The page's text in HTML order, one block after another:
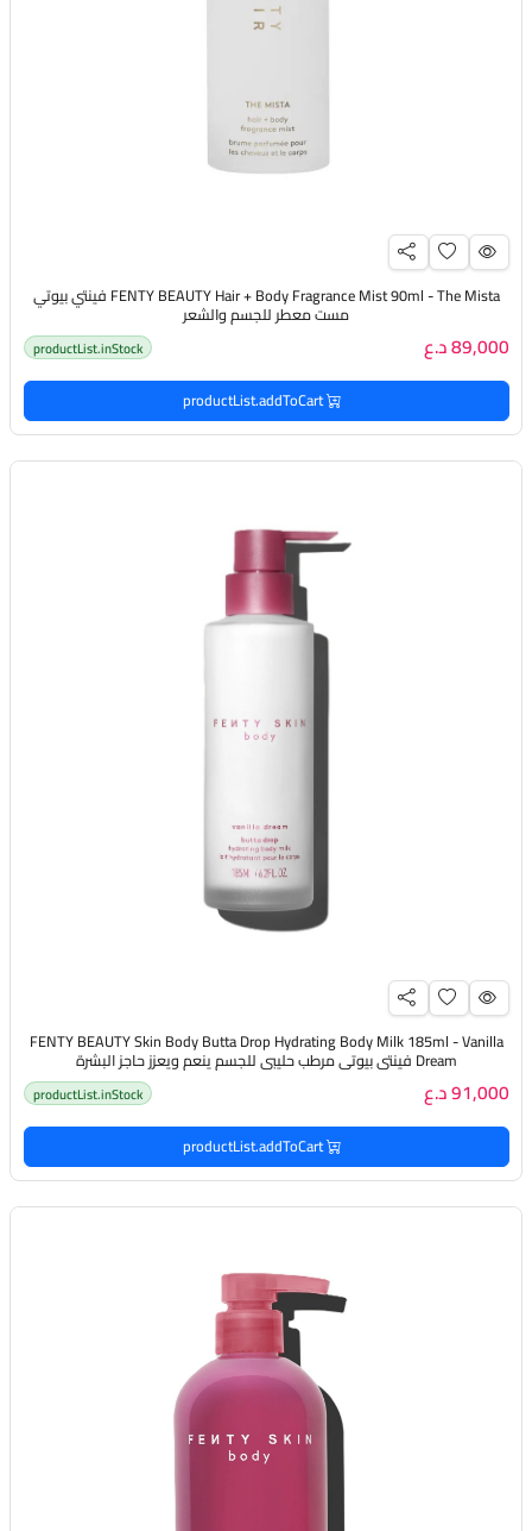
FENTY BEAUTY Hair + Body Fragrance Mist 90ml - The Mista فينتي بيوتي
مست معطر للجسم والشعر
89,000 د.ع productList.inStock
productList.addToCart
FENTY BEAUTY Skin Body Butta Drop Hydrating Body Milk 185ml - Vanilla
Dream فينتي بيوتي مرطب حليبي للجسم ينعم ويعزز حاجز البشرة
91,000 د.ع productList.inStock
productList.addToCart